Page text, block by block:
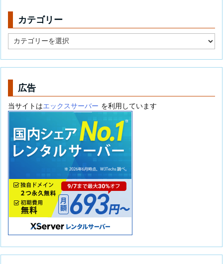
カテゴリー
テ
リ
広告
当サイトはエックスサーバー を利用しています